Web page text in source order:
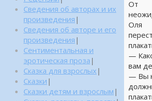
От
Оля
—
вам
— Вы
Сведения об авторах и их
произведения |
Сведения об авторе и его
произведения |
Сентиментальная и
эротическая проза |
Сказка для взрослых |
Сказки |
Сказки детям и взрослым |